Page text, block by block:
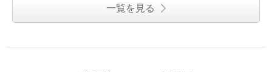
一覧を見る